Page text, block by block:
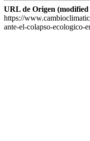
URL de Origen (modified
https://
ante-el-colapso-ecologico-